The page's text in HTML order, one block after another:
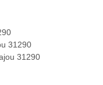
31290
31290